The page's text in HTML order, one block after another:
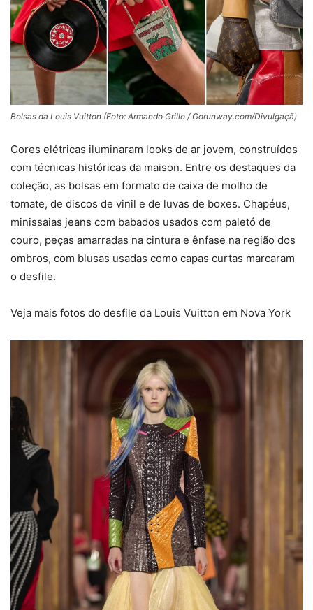
Bolsas da Louis Vuitton (Foto: Armando Grillo / Gorunway.com/Divulgaçã)
Cores elétricas iluminaram looks de ar jovem, construídos
com técnicas históricas da maison. Entre os destaques da
coleção, as bolsas em formato de caixa de molho de
tomate, de discos de vinil e de luvas de boxes. Chapéus,
minissaias jeans com babados usados com paletó de
couro, peças amarradas na cintura e ênfase na região dos
ombros, com blusas usadas como capas curtas marcaram
o desfile.
Veja mais fotos do desfile da Louis Vuitton em Nova York